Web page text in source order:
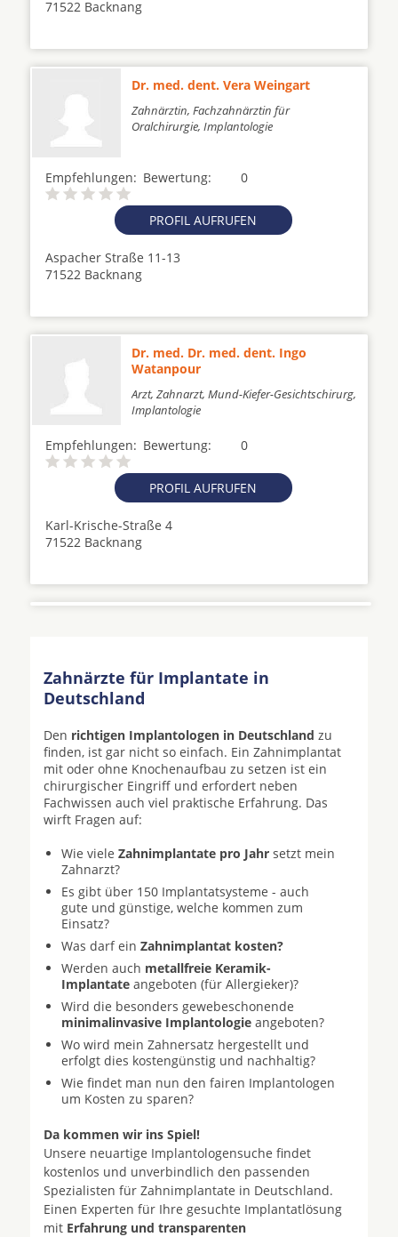
71522 Backnang
Dr. med. dent. Vera Weingart
Zahnärztin, Fachzahnärztin für
Oralchirurgie, Implantologie
Empfehlungen: 0
Bewertung:
PROFIL AUFRUFEN
Aspacher Straße 11-13
71522 Backnang
Dr. med. Dr. med. dent. Ingo
Watanpour
Arzt, Zahnarzt, Mund-Kiefer-Gesichtschirurg,
Implantologie
Empfehlungen: 0
Bewertung:
PROFIL AUFRUFEN
Karl-Krische-Straße 4
71522 Backnang
Zahnärzte für Implantate in
Deutschland
Den richtigen Implantologen in Deutschland zu
finden, ist gar nicht so einfach. Ein Zahnimplantat
mit oder ohne Knochenaufbau zu setzen ist ein
chirurgischer Eingriff und erfordert neben
Fachwissen auch viel praktische Erfahrung. Das
wirft Fragen auf:
Wie viele Zahnimplantate pro Jahr setzt mein
Zahnarzt?
Es gibt über 150 Implantatsysteme - auch
gute und günstige, welche kommen zum
Einsatz?
Was darf ein Zahnimplantat kosten?
Werden auch metallfreie Keramik-
Implantate angeboten (für Allergieker)?
Wird die besonders gewebeschonende
minimalinvasive Implantologie angeboten?
Wo wird mein Zahnersatz hergestellt und
erfolgt dies kostengünstig und nachhaltig?
Wie findet man nun den fairen Implantologen
um Kosten zu sparen?
Da kommen wir ins Spiel!
Unsere neuartige Implantologensuche findet
kostenlos und unverbindlich den passenden
Spezialisten für Zahnimplantate in Deutschland.
Einen Experten für Ihre gesuchte Implantatlösung
mit Erfahrung und transparenten